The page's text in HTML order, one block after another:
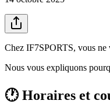
Chez IF7SPORTS, vous ne
Nous vous expliquons
🕐 Horaires et